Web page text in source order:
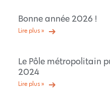
Bonne année 2026 !
Lire plus »
Le Pôle métropolitain
2024
Lire plus »